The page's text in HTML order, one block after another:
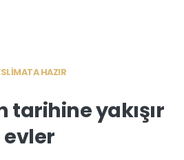
HAZIR
tarihineyakışır
evler